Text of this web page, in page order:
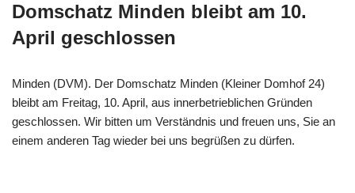
Domschatz Minden bleibt am 10.
April geschlossen
Minden (DVM). Der Domschatz Minden (Kleiner Domhof 24)
bleibt am Freitag, 10. April, aus innerbetrieblichen Gründen
geschlossen. Wir bitten um Verständnis und freuen uns, Sie an
einem anderen Tag wieder bei uns begrüßen zu dürfen.